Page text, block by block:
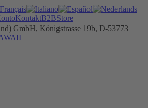
KontaktB2BStore
GmbH, Königstrasse 19b, D-53773